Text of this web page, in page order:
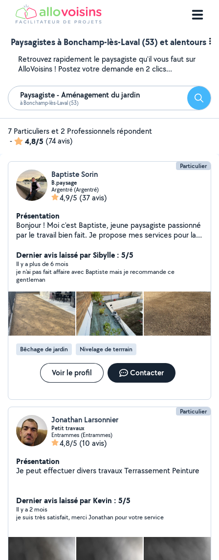
Paysagistes à Bonchamp-lès-Laval (53) et alentours
Retrouvez rapidement le paysagiste qu'il vous faut sur
AlloVoisins ! Postez votre demande en 2 clics...
Paysagiste - Aménagement du jardin
à Bonchamp-lès-Laval (53)
7 Particuliers et 2 Professionnels répondent
-
4,8/5 (74 avis)
Particulier
Baptiste Sorin
B.paysage
Argentré (Argentré)
4,9/5 (37 avis)
Présentation
Bonjour ! Moi c'est Baptiste, jeune paysagiste passionné
par le travail bien fait. Je propose mes services pour la
complet de jardin et petits travaux extérieurs. Sérieux,
ponctuel et soigneux, je suis à l'écoute de vos besoins
pour un travail rapide et propre. Je me déplace dans un
rayon de 50 km autour d'argentré 53. N'hésitez pas à
me contacter, réponse rapide garantie
Dernier avis laissé par Sibylle : 5/5
Il y a plus de 6 mois
je n'ai pas fait affaire avec Baptiste mais je recommande ce
gentleman
Bêchage de jardin Nivelage de terrrain
Voir le profil Contacter
Particulier
Jonathan Larsonnier
Petit travaux
Entrammes (Entrammes)
4,8/5 (10 avis)
Présentation
Je peut effectuer divers travaux Terrassement Peinture
Dernier avis laissé par Kevin : 5/5
Il y a 2 mois
je suis très satisfait, merci Jonathan pour votre service